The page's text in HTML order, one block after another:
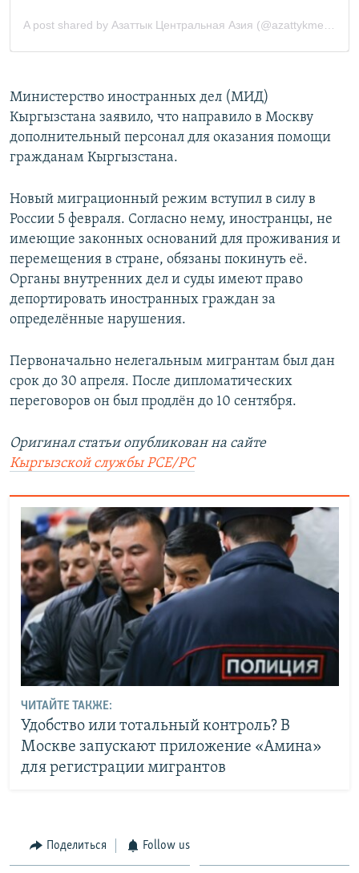
Министерство иностранных дел (МИД)
Кыргызстана заявило, что направило в Москву
дополнительный персонал для оказания помощи
гражданам Кыргызстана.
Новый миграционный режим вступил в силу в
России 5 февраля. Согласно нему, иностранцы, не
имеющие законных оснований для проживания и
перемещения в стране, обязаны покинуть её.
Органы внутренних дел и суды имеют право
депортировать иностранных граждан за
определённые нарушения.
Первоначально нелегальным мигрантам был дан
срок до 30 апреля. После дипломатических
переговоров он был продлён до 10 сентября.
Оригинал статьи опубликован на сайте
Кыргызской службы РСЕ/РС
ЧИТАЙТЕ ТАКЖЕ:
Удобство или тотальный контроль? В
Москве запускают приложение «Амина»
для регистрации мигрантов
Поделиться Follow us